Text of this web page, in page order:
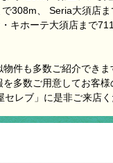
308m、 Seria大須店
キホーテ大須店まで
件も多数ご紹介でき
多数ご用意してお客
レブ」に是非ご来店く